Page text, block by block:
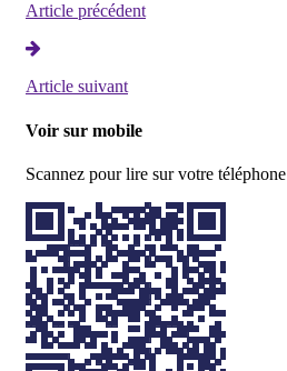
Article précédent
Article suivant
Voir sur mobile
Scannez pour lire sur votre téléphone